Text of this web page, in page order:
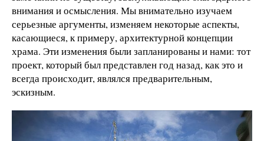
внимания и осмысления. Мы внимательно изучаем
серьезные аргументы, изменяем некоторые аспекты,
касающиеся, к примеру, архитектурной концепции
храма. Эти изменения были запланированы и нами: тот
проект, который был представлен год назад, как это и
всегда происходит, являлся предварительным,
эскизным.